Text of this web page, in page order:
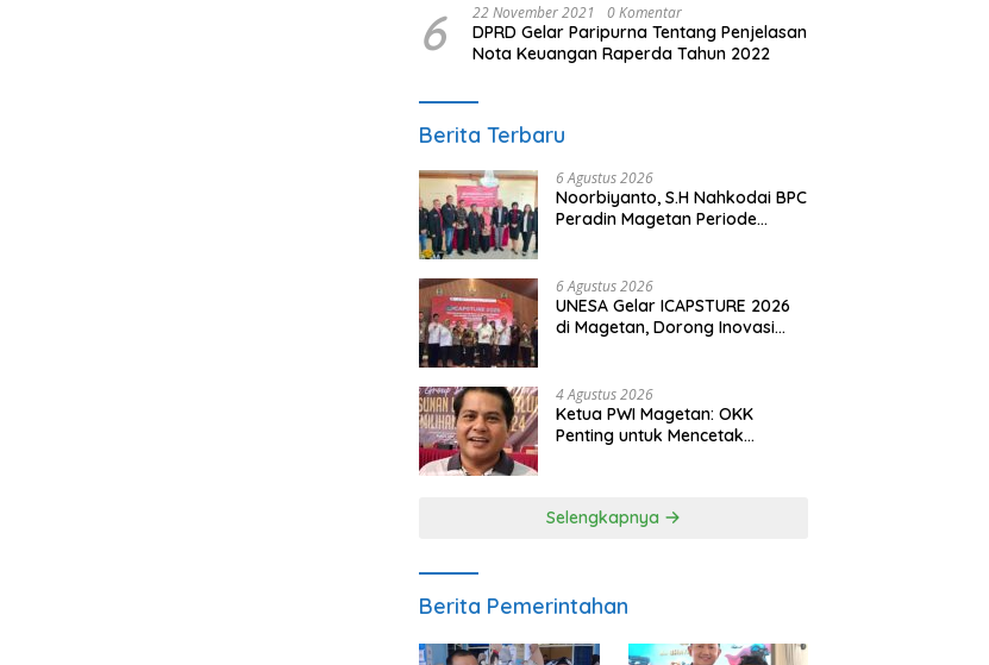
6 22 November 2021 0 Komentar
DPRD Gelar Paripurna Tentang Penjelasan
Nota Keuangan Raperda Tahun 2022
Berita Terbaru
6 Agustus 2026
Noorbiyanto, S.H Nahkodai BPC
Peradin Magetan Periode
6 Agustus 2026
UNESA Gelar ICAPSTURE 2026
di Magetan, Dorong Inovasi
4 Agustus 2026
Ketua PWI Magetan: OKK
Penting untuk Mencetak
Selengkapnya
Berita Pemerintahan